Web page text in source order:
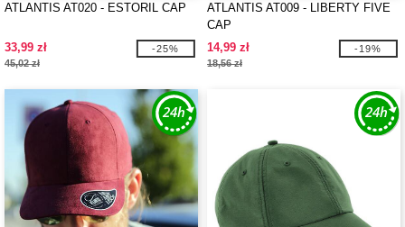
ATLANTIS AT020 - ESTORIL CAP
33,99 zł
45,02 zł
-25%
ATLANTIS AT009 - LIBERTY FIVE
CAP
14,99 zł
18,56 zł
-19%